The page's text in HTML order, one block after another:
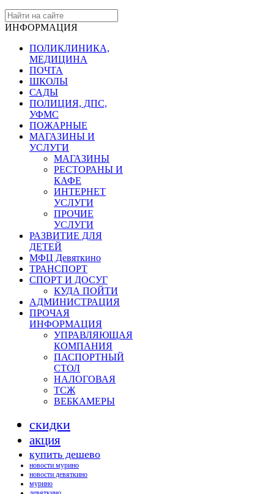
ИНФОРМАЦИЯ
ПОЛИКЛИНИКА,
МЕДИЦИНА
ПОЧТА
ШКОЛЫ
САДЫ
ПОЛИЦИЯ, ДПС,
УФМС
ПОЖАРНЫЕ
МАГАЗИНЫ И
УСЛУГИ
МАГАЗИНЫ
РЕСТОРАНЫ И
КАФЕ
ИНТЕРНЕТ
УСЛУГИ
ПРОЧИЕ
УСЛУГИ
РАЗВИТИЕ ДЛЯ
ДЕТЕЙ
МФЦ Девяткино
ТРАНСПОРТ
СПОРТ И ДОСУГ
КУДА ПОЙТИ
АДМИНИСТРАЦИЯ
ПРОЧАЯ
ИНФОРМАЦИЯ
УПРАВЛЯЮЩАЯ
КОМПАНИЯ
ПАСПОРТНЫЙ
СТОЛ
НАЛОГОВАЯ
ТСЖ
ВЕБКАМЕРЫ
скидки
акция
купить дешево
новости мурино
новости девяткино
мурино